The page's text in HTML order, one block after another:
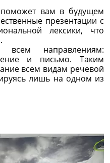
поможет вам в будущем
презентации с
лексики, что
всем направлениям:
и письмо. Таким
всем видам речевой
лишь на одном из